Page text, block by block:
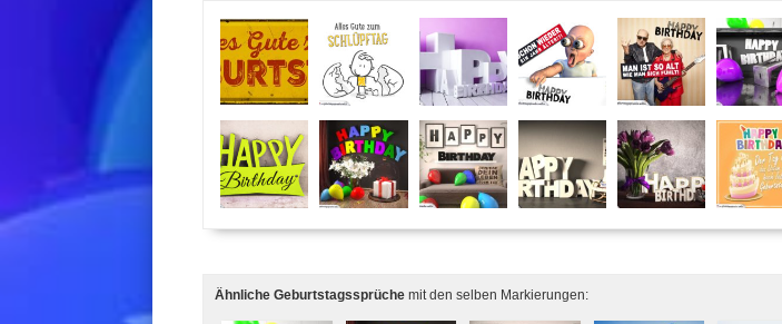
Ähnliche Geburtstagssprüche mit den selben Markierungen: